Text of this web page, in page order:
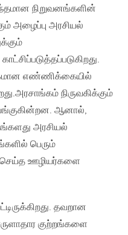
நிறுவனங்களின்
அழைப்பு அரசியல்
எண்ணிக்கையில்
நிருவகிக்கும்
ஆனால்,
அரசியல்
பெரும்
ஊழியர்களை
தவறான
குற்றங்களை